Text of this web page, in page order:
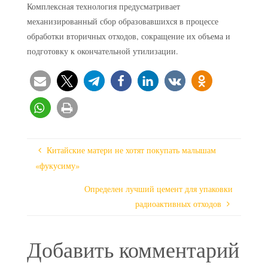
Комплексная технология предусматривает
механизированный сбор образовавшихся в процессе
обработки вторичных отходов, сокращение их объема и
подготовку к окончательной утилизации.
Китайские матери не хотят покупать малышам
«фукусиму»
Определен лучший цемент для упаковки
радиоактивных отходов
Добавить комментарий